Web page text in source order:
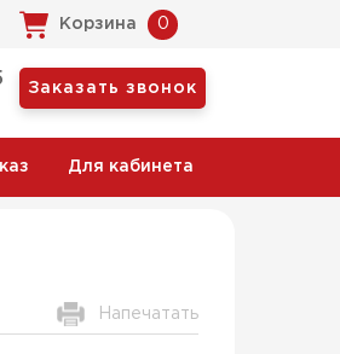
Корзина 0
Заказать звонок
Для кабинета
Напечатать